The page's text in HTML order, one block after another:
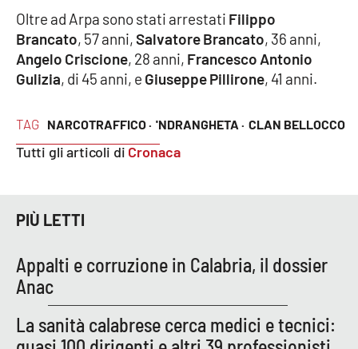
Lamezia Terme
PROGETTI
Buona Sanità Calabria
Destinazioni
Eventi
Food
TAG NARCOTRAFFICO · 'NDRANGHETA · CLAN BELLOCCO
Tutti gli articoli di Cronaca
Oltre ad Arpa sono stati arrestati Filippo
Brancato, 57 anni,Salvatore Brancato, 36 anni,
Angelo Criscione, 28 anni, Francesco Antonio
Gulizia, di 45 anni, e Giuseppe Pillirone, 41 anni.
PIÙ LETTI
Appalti e corruzione in Calabria, il dossier
Anac
La sanità calabrese cerca medici e tecnici: